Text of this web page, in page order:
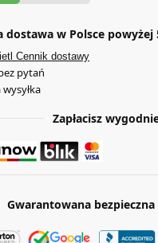
dostawa w Polsce powyżej
Cennik dostawy
pytań
Zapłacisz
Gwarantowana bezpieczna